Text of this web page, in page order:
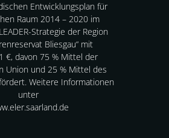
Entwicklungsplan für
Raum 2014 – 2020 im
Strategie der Region
Bliesgau“ mit
€, davon 75 % Mittel der
Union und 25 % Mittel des
Weitere Informationen
unter